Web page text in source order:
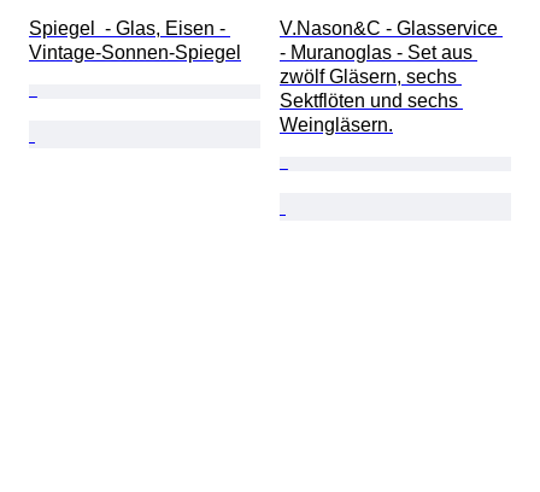
Spiegel  - Glas, Eisen -
Vintage-Sonnen-Spiegel
V.Nason&C - Glasservice
- Muranoglas - Set aus
zwölf Gläsern, sechs
Sektflöten und sechs
Weingläsern.